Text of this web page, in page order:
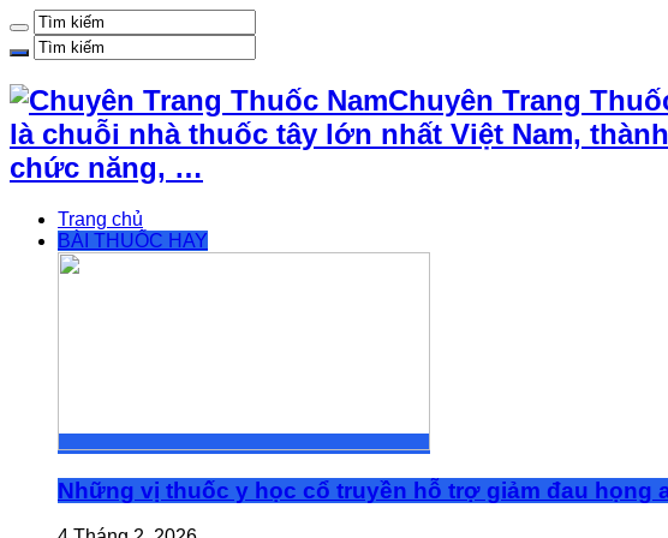
Chuyên Trang
là chuỗi nhà thuốc tây lớn nhất Việt Nam,
chức năng, …
Trang chủ
BÀI THUỐC HAY
Những vị thuốc y học cổ truyền hỗ trợ giảm đau họng